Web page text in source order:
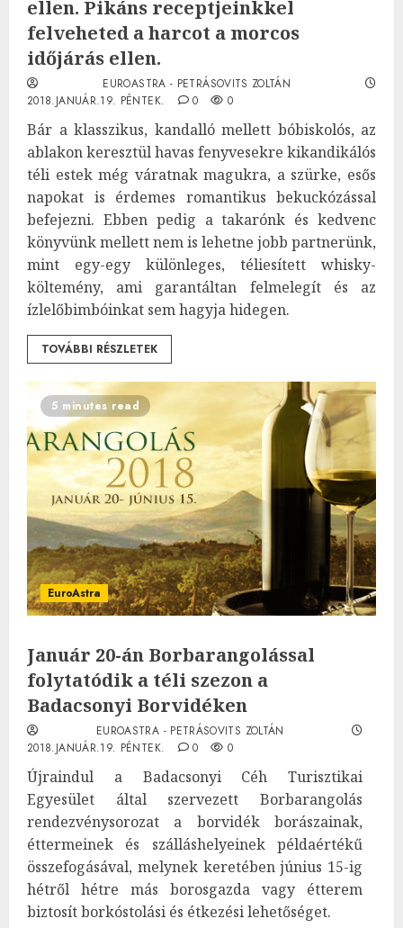
ellen. Pikáns receptjeinkkel
felveheted a harcot a morcos
időjárás ellen.
EUROASTRA - PETRÁSOVITS ZOLTÁN
2018.JANUÁR.19. PÉNTEK.
0 0
Bár a klasszikus, kandalló mellett bóbiskolós, az
ablakon keresztül havas fenyvesekre kikandikálós
téli estek még váratnak magukra, a szürke, esős
napokat is érdemes romantikus bekuckózással
befejezni. Ebben pedig a takarónk és kedvenc
könyvünk mellett nem is lehetne jobb partnerünk,
mint egy-egy különleges, téliesített whisky-
költemény, ami garantáltan felmelegít és az
ízlelőbimbóinkat sem hagyja hidegen.
TOVÁBBI RÉSZLETEK
5 minutes read
EuroAstra
Január 20-án Borbarangolással
folytatódik a téli szezon a
Badacsonyi Borvidéken
EUROASTRA - PETRÁSOVITS ZOLTÁN
2018.JANUÁR.19. PÉNTEK.
0 0
Újraindul a Badacsonyi Céh Turisztikai
Egyesület által szervezett Borbarangolás
rendezvénysorozat a borvidék borászainak,
éttermeinek és szálláshelyeinek példaértékű
összefogásával, melynek keretében június 15-ig
hétről hétre más borosgazda vagy étterem
biztosít borkóstolási és étkezési lehetőséget.